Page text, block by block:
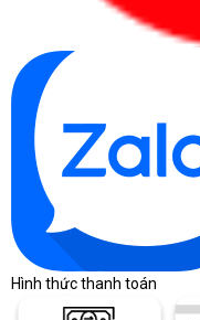
chọn laptop theo
Bảng giá
khảo
Giá laptop thay
tình trạng hàng,
hàng từng thời
Hình thức thanh toán